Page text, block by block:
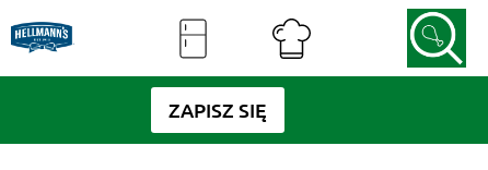
ZAPISZ SIĘ